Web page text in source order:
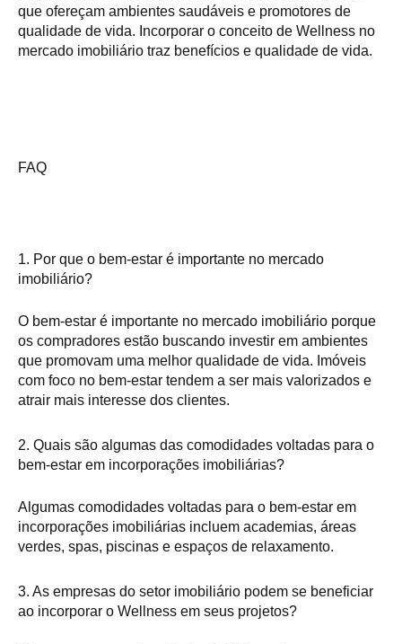
que ofereçam ambientes saudáveis e promotores de
qualidade de vida. Incorporar o conceito de Wellness no
mercado imobiliário traz benefícios e qualidade de vida.
FAQ
1. Por que o bem-estar é importante no mercado
imobiliário?
O bem-estar é importante no mercado imobiliário porque
os compradores estão buscando investir em ambientes
que promovam uma melhor qualidade de vida. Imóveis
com foco no bem-estar tendem a ser mais valorizados e
atrair mais interesse dos clientes.
2. Quais são algumas das comodidades voltadas para o
bem-estar em incorporações imobiliárias?
Algumas comodidades voltadas para o bem-estar em
incorporações imobiliárias incluem academias, áreas
verdes, spas, piscinas e espaços de relaxamento.
3. As empresas do setor imobiliário podem se beneficiar
ao incorporar o Wellness em seus projetos?